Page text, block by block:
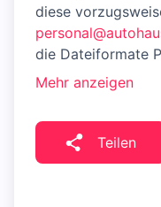
diese
die Dateiformate
Mehr anzeigen
Teilen